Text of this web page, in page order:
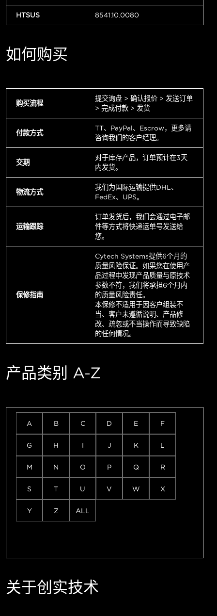
HTSUS 8541.10.0080
如何购买
购买流程
提交询盘 > 确认报价 > 发送订单
> 完成付款 > 发货
付款方式
TT、PayPal、Escrow，更多请
咨询我们的客户经理。
交期
对于库存产品，订单预计在3天
内发货。
物流方式
我们为国际运输提供DHL、
FedEx、UPS。
运输跟踪
订单发货后，我们会通过电子邮
件等方式将快递运单号发送给
您。
保修指南
Cytech Systems提供6个月的
质量风险保证。如果您在使用产
品过程中发现产品质量与原技术
参数不符，我们将承担6个月内
的质量风险责任。
本保修不适用于因客户组装不
当、客户未遵循说明、产品修
改、疏忽或不当操作而导致缺陷
的任何情况。
产品类别 A-Z
A B C D E F
G H I J K L
M N O P Q R
S T U V W X
Y Z ALL
关于创实技术